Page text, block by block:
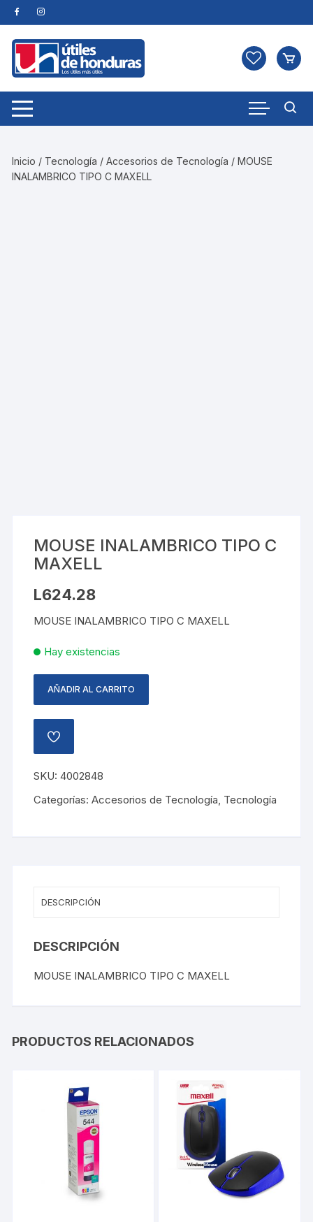
Skip
to
content
Inicio / Tecnología /Accesorios de Tecnología / MOUSE
INALAMBRICO TIPO C MAXELL
MOUSE INALAMBRICO TIPO C
MAXELL
L624.28
MOUSE INALAMBRICO TIPO C MAXELL
Hay existencias
TIPO
cantidad
AÑADIR AL CARRITO
AÑADIR
A
LISTA
DE
DESEOS
SKU:4002848
Categorías:Accesorios de Tecnología, Tecnología
DESCRIPCIÓN
DESCRIPCIÓN
MOUSE INALAMBRICO TIPO C MAXELL
PRODUCTOS RELACIONADOS